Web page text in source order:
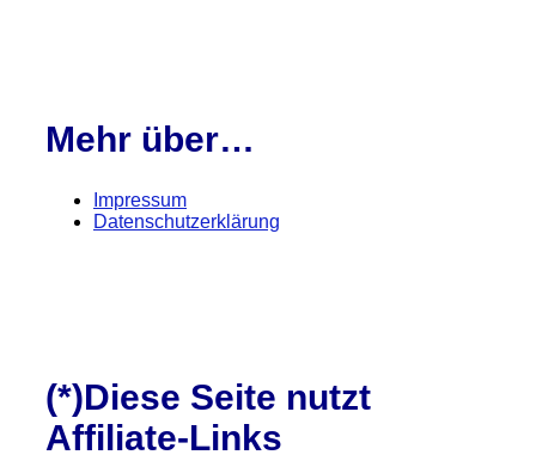
Mehr über…
Impressum
Datenschutzerklärung
(*)Diese Seite nutzt
Affiliate-Links